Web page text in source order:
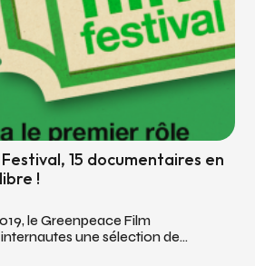
15 documentaires en
!
le Greenpeace Film
une sélection de...